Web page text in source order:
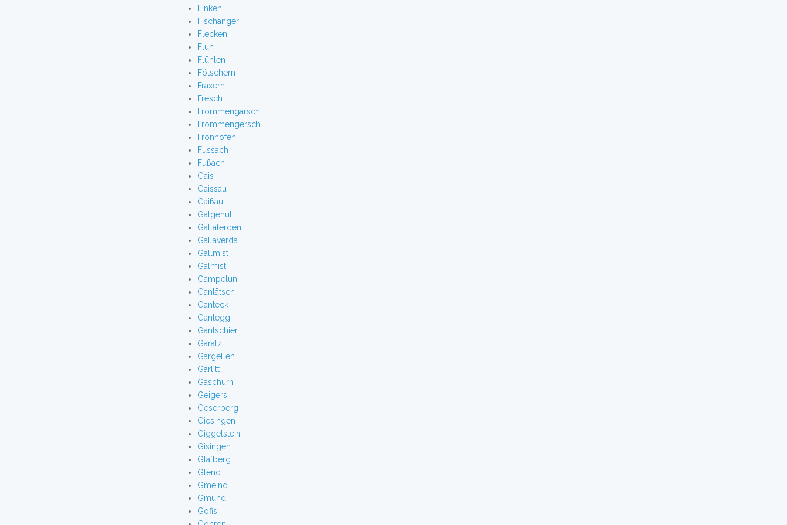
Finken
Fischanger
Flecken
Fluh
Flühlen
Fötschern
Fraxern
Fresch
Frommengärsch
Frommengersch
Fronhofen
Fussach
Fußach
Gais
Gaissau
Gaißau
Galgenul
Gallaferden
Gallaverda
Gallmist
Galmist
Gampelün
Ganlätsch
Ganteck
Gantegg
Gantschier
Garatz
Gargellen
Garlitt
Gaschurn
Geigers
Geserberg
Giesingen
Giggelstein
Gisingen
Glafberg
Glend
Gmeind
Gmünd
Göfis